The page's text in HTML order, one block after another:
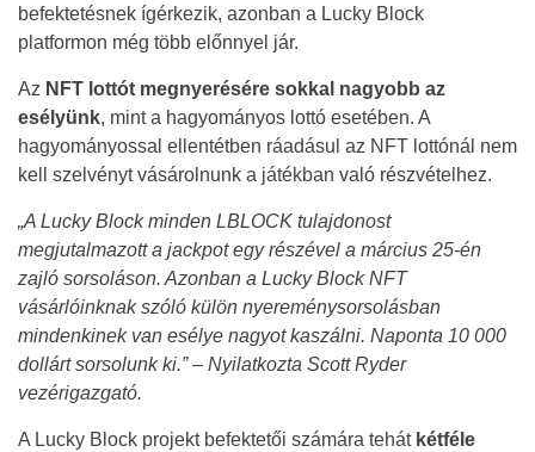
befektetésnek ígérkezik, azonban a Lucky Block
platformon még több előnnyel jár.
Az NFT lottót megnyerésére sokkal nagyobb az
esélyünk, mint a hagyományos lottó esetében. A
hagyományossal ellentétben ráadásul az NFT lottónál nem
kell szelvényt vásárolnunk a játékban való részvételhez.
„A Lucky Block minden LBLOCK tulajdonost
megjutalmazott a jackpot egy részével a március 25-én
zajló sorsoláson. Azonban a Lucky Block NFT
vásárlóinknak szóló külön nyereménysorsolásban
mindenkinek van esélye nagyot kaszálni. Naponta 10 000
dollárt sorsolunk ki.” – Nyilatkozta Scott Ryder
vezérigazgató.
A Lucky Block projekt befektetői számára tehát kétféle